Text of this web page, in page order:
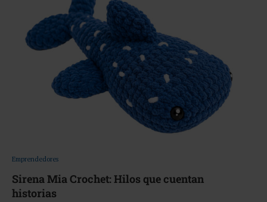
Emprendedores
Sirena Mia Crochet: Hilos que cuentan
historias